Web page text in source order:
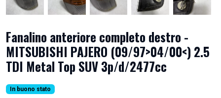
Fanalino anteriore completo destro -
MITSUBISHI PAJERO (09/97>04/00<) 2.5
TDI Metal Top SUV 3p/d/2477cc
In buono stato